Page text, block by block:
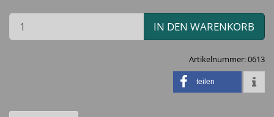
IN DEN WARENKORB
Artikelnummer:0613
teilen